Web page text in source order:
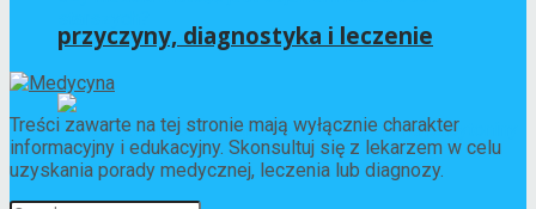
przyczyny, diagnostyka i leczenie
Treści zawarte na tej stronie mają wyłącznie charakter
informacyjny i edukacyjny. Skonsultuj się z lekarzem w celu
uzyskania porady medycznej, leczenia lub diagnozy.